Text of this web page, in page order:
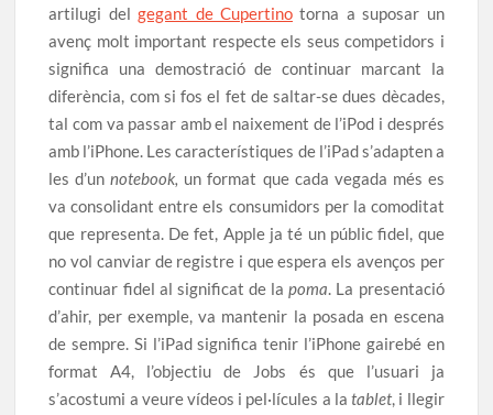
artilugi delgegant de Cupertino torna a suposar un
avenç molt important respecte els seus competidors i
significa una demostració de continuar marcant la
diferència, com si fos el fet de saltar-se dues dècades,
tal com va passar amb el naixement de l’iPod i després
amb l’iPhone. Les característiques de l’iPad s’adapten a
les d’unnotebook, un format que cada vegada més es
va consolidant entre els consumidors per la comoditat
que representa. De fet, Apple ja té un públic fidel, que
no vol canviar de registre i que espera els avenços per
continuar fidel al significat de lapoma. La presentació
d’ahir, per exemple, va mantenir la posada en escena
de sempre. Si l’iPad significa tenir l’iPhone gairebé en
format A4, l’objectiu de Jobs és que l’usuari ja
s’acostumi a veure vídeos i pel·lícules a latablet, i llegir